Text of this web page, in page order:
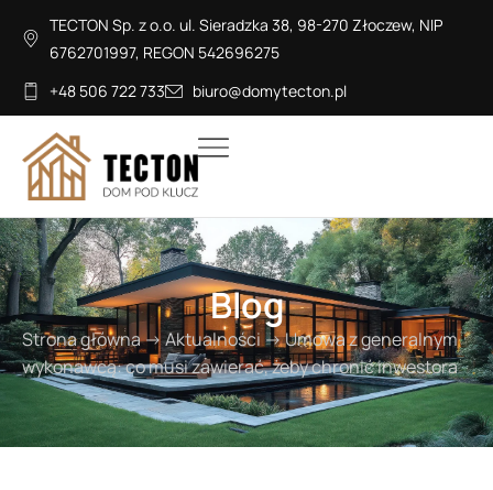
TECTON Sp. z o.o. ul. Sieradzka 38, 98-270 Złoczew, NIP
6762701997, REGON 542696275
+48 506 722 733
biuro@domytecton.pl
Blog
Strona główna→Aktualności →Umowa z generalnym
wykonawcą: co musi zawierać, żeby chronić inwestora